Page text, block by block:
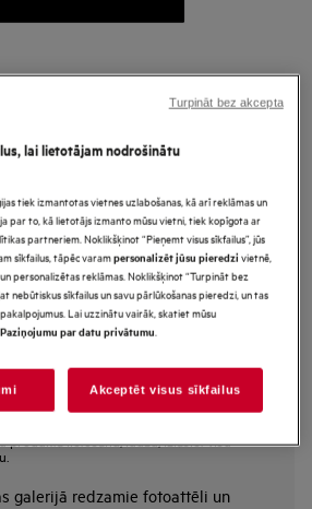
Palielināt
mikroviļņu
ar tvaiku: efektīvi un veselīgi
ar „SteamSet“ - veselīgi, efektīvi.
drošības brīdinājumi saskaņā ar ES
produkta lietošanu, lūdzu, izlasiet visu
galerijā redzamie fotoattēli un
lai lietotājam nodrošinātu
tiek izmantotas vietnes uzlabošanas, kā arī reklāmas un
par to, kā lietotājs izmanto mūsu vietni, tiek kopīgota ar
partneriem. Noklikšķinot “Pieņemt visus sīkfailus”, jūs
sīkfailus, tāpēc varampersonalizēt jūsu pieredzivietnē,
personalizētas reklāmas. Noklikšķinot “Turpināt bez
nebūtiskus sīkfailus un savu pārlūkošanas pieredzi, un tas
Lai uzzinātu vairāk, skatiet mūsu
Paziņojumu par datu privātumu.
Akceptēt visus sīkfailus
Turpināt bez akcepta